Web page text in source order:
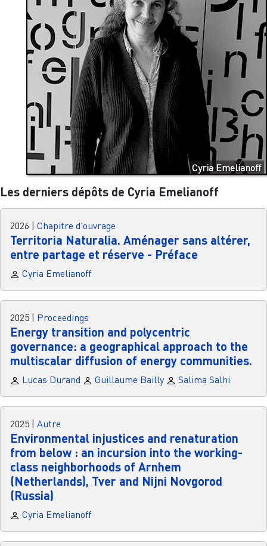
Cyria Emelianoff
Les derniers dépôts de Cyria Emelianoff
2026 Chapitre d'ouvrage
Territoria Naturalia. Aménager sans altérer,
entre partage et réserve - Préface
Cyria Emelianoff
2025 Proceedings
Energy transition and polycentric
governance: a geographical approach to the
multiscalar diffusion of energy communities.
Lucas Durand Guillaume Bailly Salima Salhi
2025 Autre
Environmental injustices and renaturation
from below : an incursion into the working-
class neighborhoods of Arnhem
(Netherlands), Tver and Nijni Novgorod
(Russia)
Cyria Emelianoff